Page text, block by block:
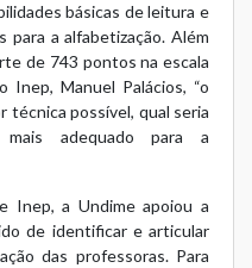
básicas de leitura e
a alfabetização. Além
de 743 pontos na escala
Inep, Manuel Palácios, “o
técnica possível, qual seria
adequado para a
Inep, a Undime apoiou a
de identificar e articular
das professoras. Para